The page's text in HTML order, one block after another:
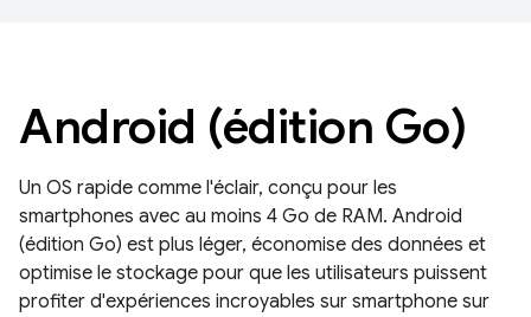
Android (édition Go)
Un OS rapide comme l'éclair, conçu pour les
smartphones avec au moins 4 Go de RAM. Android
(édition Go) est plus léger, économise des données et
optimise le stockage pour que les utilisateurs puissent
profiter d'expériences incroyables sur smartphone sur